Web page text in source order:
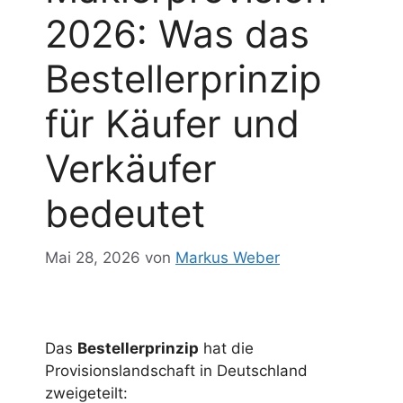
2026: Was das
Bestellerprinzip
für Käufer und
Verkäufer
bedeutet
Mai 28, 2026 von Markus Weber
Das Bestellerprinzip hat die
Provisionslandschaft in Deutschland
zweigeteilt: